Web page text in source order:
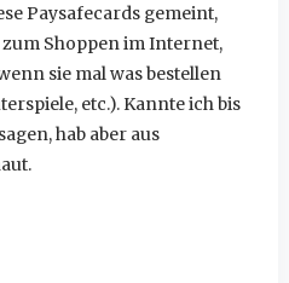
Paysafecards gemeint,
Shoppen im Internet,
sie mal was bestellen
etc.). Kannte ich bis
hab aber aus